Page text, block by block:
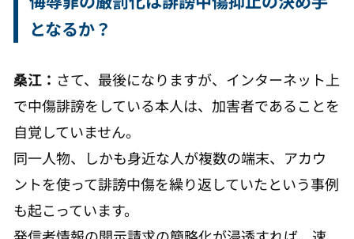
となるか？
桑江： さて、最後になりますが、インターネット上
で中傷誹謗をしている本人は、加害者であることを
自覚していません。
同一人物、しかも身近な人が複数の端末、アカウ
ントを使って誹謗中傷を繰り返していたという事例
も起こっています。